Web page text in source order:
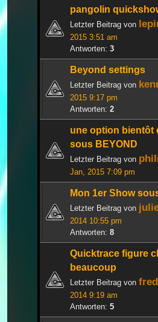
pangolin
Letzter Beitrag von
2015 3:51 am
Antworten: 3
Beyond settings
Letzter Beitrag von
2015 9:17 pm
Antworten: 2
une option bientôt
sous BEYOND
Letzter Beitrag von
Jan, 2015 7:09 pm
Mon 1er Show
Letzter Beitrag von
2014 10:55 pm
Antworten: 8
Quicktrace figure
beaucoup
Letzter Beitrag von
2014 9:19 am
Antworten: 5